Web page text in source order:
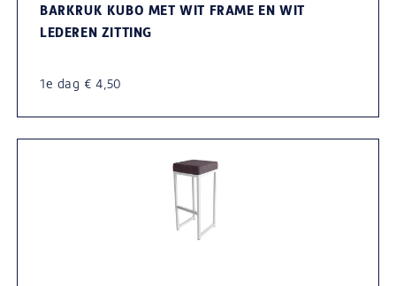
BARKRUK KUBO MET WIT FRAME EN WIT
LEDEREN ZITTING
1e dag € 4,50